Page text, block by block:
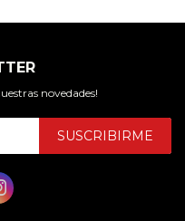
novedades!
SUSCRIBIRME